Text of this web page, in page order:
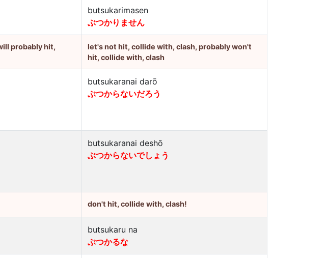
butsukarimasen
ぶつかりません
probably hit,
let's not hit, collide with, clash, probably won't
hit, collide with, clash
butsukaranai darō
ぶつからないだろう
butsukaranai deshō
ぶつからないでしょう
don't hit, collide with, clash!
butsukaru na
ぶつかるな